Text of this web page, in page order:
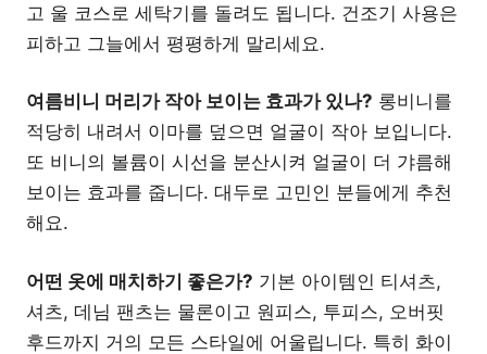
고 울 코스로 세탁기를 돌려도 됩니다. 건조기 사용은
피하고 그늘에서 평평하게 말리세요.
여름비니 머리가 작아 보이는 효과가 있나? 롱비니를
적당히 내려서 이마를 덮으면 얼굴이 작아 보입니다.
또 비니의 볼륨이 시선을 분산시켜 얼굴이 더 갸름해
보이는 효과를 줍니다. 대두로 고민인 분들에게 추천
해요.
어떤 옷에 매치하기 좋은가? 기본 아이템인 티셔츠,
셔츠, 데님 팬츠는 물론이고 원피스, 투피스, 오버핏
후드까지 거의 모든 스타일에 어울립니다. 특히 화이